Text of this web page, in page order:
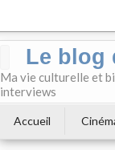
Le blog
Ma vie culturelle et
interviews
Accueil